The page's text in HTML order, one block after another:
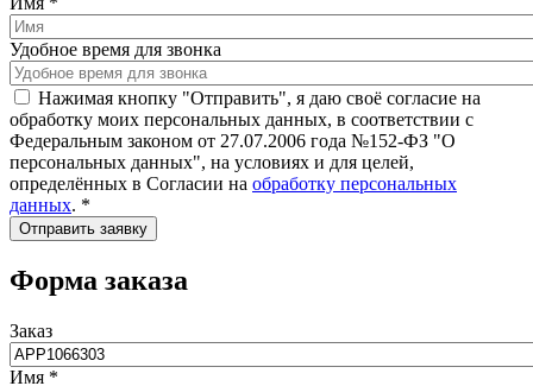
Удобное время для звонка
Нажимая кнопку "Отправить", я даю своё согласие на
обработку моих персональных данных, в соответствии с
Федеральным законом от 27.07.2006 года №152-ФЗ "О
персональных данных", на условиях и для целей,
определённых в Согласии на обработку персональных
данных. *
Форма заказа
Заказ
Имя *